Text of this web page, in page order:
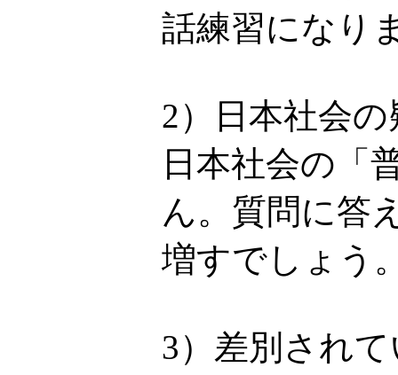
話練習になり
2）日本社会
日本社会の「
ん。質問に答
増すでしょう
3）差別され